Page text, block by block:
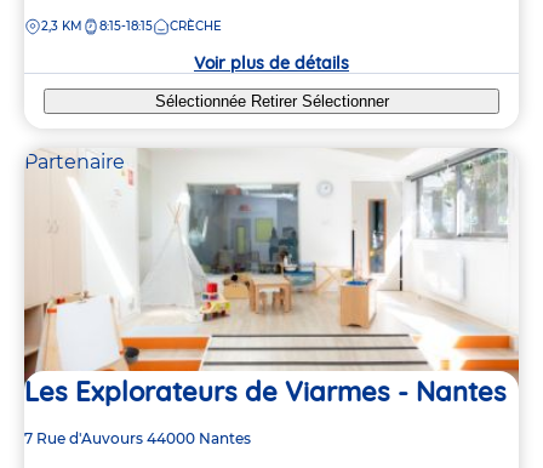
la
DISTANCE
2,3 KM 8:15-18:15 CRÈCHE
Voir plus de détails
Sélectionnée Retirer Sélectionner
Partenaire
Les Explorateurs de Viarmes - Nantes
Adresse
7 Rue d'Auvours 44000 Nantes